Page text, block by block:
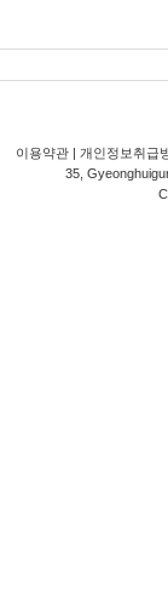
이용약관 | 개인정보취급
35,